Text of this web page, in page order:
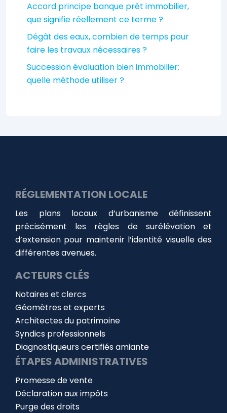
Accord principe banque prêt immobilier,
que signifie réellement ce terme ?
Dégât des eaux, combien de temps pour
faire les travaux nécessaires ?
Succession évaluation bien immobilier:
quelle méthode utiliser ?
RÉGLEMENTATION LOCALE
Les plans locaux d’urbanisme définissent
précisément les règles de surélévation et
d’extension pour maintenir l’identité visuelle des
différentes avenues.
ACTEURS CLÉS
Notaires et clercs
Géomètres et experts
Architectes du patrimoine
Syndics professionnels
Diagnostiqueurs certifiés amiante
ÉTAPES ADMINISTRATIVES
Promesse de vente
Déclaration aux impôts
Purge des droits